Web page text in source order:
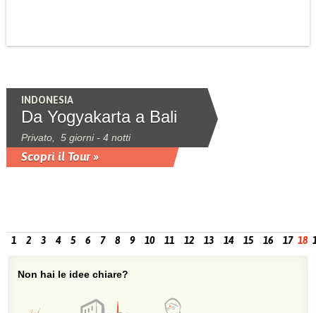
INDONESIA
Da Yogyakarta a Bali
Privato, 5 giorni - 4 notti
Scopri il Tour »
1 2 3 4 5 6 7 8 9 10 11 12 13 14 15 16 17 18
Non hai le idee chiare?